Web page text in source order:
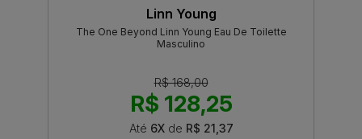
Linn Young
The One Beyond Linn Young Eau De Toilette
Masculino
R$ 168,00
R$ 128,25
Até 6Xde R$ 21,37